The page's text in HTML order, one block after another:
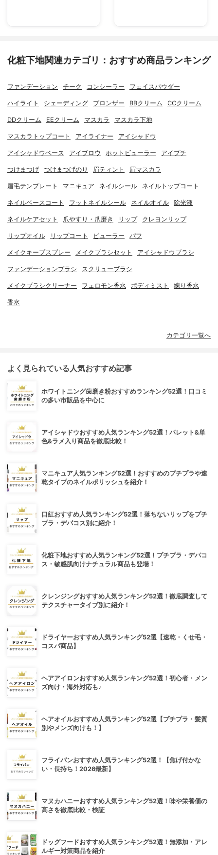
化粧下地関連カテゴリ：おすすめ商品ランキング
ファンデーション チーク コンシーラー フェイスパウダー
ハイライト シェーディング ブロンザー BBクリーム CCクリーム
DDクリーム EEクリーム マスカラ マスカラ下地
マスカラトップコート アイライナー アイシャドウ
アイシャドウベース アイブロウ ホットビューラー アイプチ
つけまつげ つけまつげのり 眉ティント 眉マスカラ
眉毛テンプレート マニキュア ネイルシール ネイルトップコート
ネイルベースコート フットネイルシール ネイルオイル 除光液
ネイルケアセット 爪やすり・爪磨き リップ クレヨンリップ
リップオイル リップコート ビューラー パフ
メイクキープスプレー メイクブラシセット アイシャドウブラシ
ファンデーションブラシ スクリューブラシ
メイクブラシクリーナー フェロモン香水 ボディミスト 練り香水
香水
カテゴリ一覧へ
よく見られている人気おすすめ記事
ホワイトニング歯磨き粉おすすめランキング52選！口コミ
の多い市販品を中心に
アイシャドウおすすめ人気ランキング52選！パレット&単
色&ラメ入り商品を徹底比較！
マニキュア人気ランキング52選！おすすめのプチプラや速
乾タイプのネイルポリッシュを紹介！
口紅おすすめ人気ランキング52選！落ちないリップをプチ
プラ・デパコス別に紹介！
化粧下地おすすめ人気ランキング52選！プチプラ・デパコ
ス・敏感肌向けナチュラル商品も登場！
クレンジングおすすめ人気ランキング52選！徹底調査して
テクスチャータイプ別に紹介！
ドライヤーおすすめ人気ランキング52選【速乾・くせ毛・
コスパ商品】
ヘアアイロンおすすめ人気ランキング52選！初心者・メン
ズ向け・海外対応も♪
ヘアオイルおすすめ人気ランキング52選【プチプラ・髪質
別やメンズ向けも！】
フライパンおすすめ人気ランキング52選！【焦げ付かな
い・長持ち！2026最新】
マヌカハニーおすすめ人気ランキング52選！味や栄養価の
高さを徹底比較・検証
ドッグフードおすすめ人気ランキング52選！無添加・アレ
ルギー対策商品を紹介